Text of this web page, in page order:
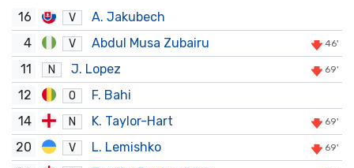
16 V
A. Jakubech
4
V Abdul Musa Zubairu 46'
11 N J. Lopez 69'
12 O
F. Bahi
14
N K. Taylor-Hart 69'
20 V L. Lemishko 69'